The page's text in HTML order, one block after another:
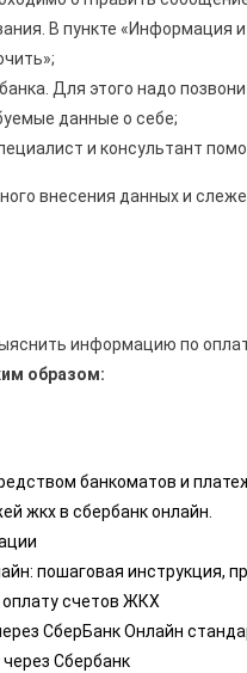
В пункте «Информация
Для этого надо
данные о себе;
и консультант
внесения данных и
информацию по
образом:
банкоматов и
жкх в сбербанк онлайн.
пошаговая инструкция,
оплату счетов ЖКХ
СберБанк Онлайн
Сбербанк